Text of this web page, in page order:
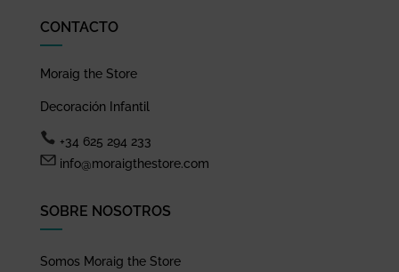
CONTACTO
Moraig the Store
Decoración Infantil
+34 625 294 233
info@moraigthestore.com
SOBRE NOSOTROS
Somos Moraig the Store